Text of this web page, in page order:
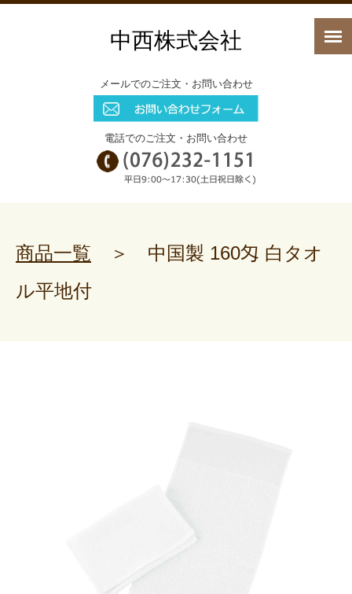
中西株式会社
メールでのご注文・お問い合わせ
電話でのご注文・お問い合わせ
商品一覧 ＞ 中国製 160匁 白タオ
ル平地付